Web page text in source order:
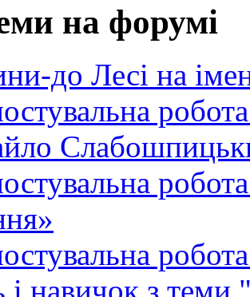
на форумі
до Лесі на